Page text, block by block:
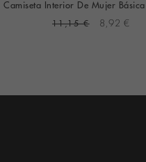
11,15 € 8,92 €